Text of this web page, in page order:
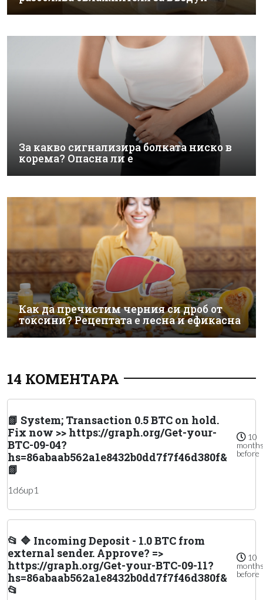
За какво сигнализира болката ниско в
корема? Опасна ли е
Как да пречистим черния си дроб от
токсини? Рецептата е лесна и ефикасна
14 КОМЕНТАРА
📗 System; Transaction 0.5 BTC on hold.
Fix now >> https://graph.org/Get-your-
BTC-09-04?
hs=86abaab562a1e8432b0dd7f7f46d380f&
📗
10
before
1d6up1
📂 🔷 Incoming Deposit - 1.0 BTC from
external sender. Approve? =>
https://graph.org/Get-your-BTC-09-11?
hs=86abaab562a1e8432b0dd7f7f46d380f&
📂
10
before